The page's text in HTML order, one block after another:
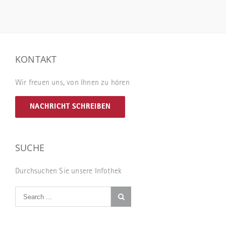
KONTAKT
Wir freuen uns, von Ihnen zu hören
NACHRICHT SCHREIBEN
SUCHE
Durchsuchen Sie unsere Infothek